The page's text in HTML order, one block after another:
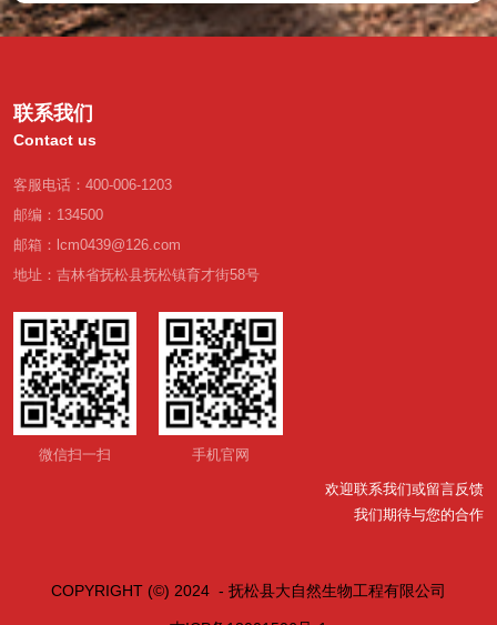
联系我们
Contact us
客服电话：400-006-1203
邮编：134500
邮箱：lcm0439@126.com
地址：吉林省抚松县抚松镇育才街58号
微信扫一扫 手机官网
欢迎联系我们或留言反馈
我们期待与您的合作
COPYRIGHT (©) 2024 - 抚松县大自然生物工程有限公司